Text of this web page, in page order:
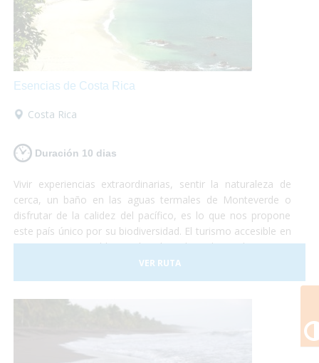
Esencias de Costa Rica
Costa Rica
Duración 10 dias
Vivir experiencias extraordinarias, sentir la naturaleza de
cerca, un baño en las aguas termales de Monteverde o
disfrutar de la calidez del pacífico, es lo que nos propone
este país único por su biodiversidad. El turismo accesible en
Costa Rica es posible, sus hoteles adaptados y el trasporte
a nuestra disposición nos darán las garantías necesarias
para disfrutar de esta experiencia plenamente.
VER RUTA